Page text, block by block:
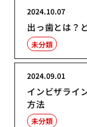
出っ歯とは？
2024.10.07
未分類
インビザライ
方法
2024.09.01
未分類